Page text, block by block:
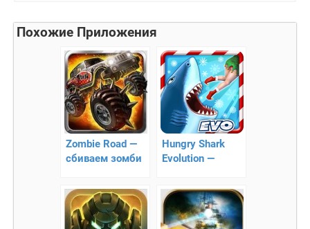
Похожие Приложения
Zombie Road —
сбиваем зомби
Hungry Shark
Evolution —
симулятор
акулы